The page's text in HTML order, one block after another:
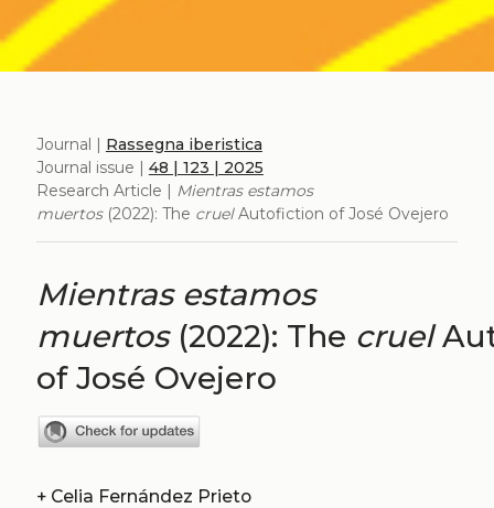
Journal | Rassegna iberistica
Journal issue | 48 | 123 | 2025
Research Article | Mientras estamos
muertos(2022): The cruelAutofiction of José Ovejero
Mientras estamos
muertos(2022): The cruel
of José Ovejero
+
Celia Fernández Prieto